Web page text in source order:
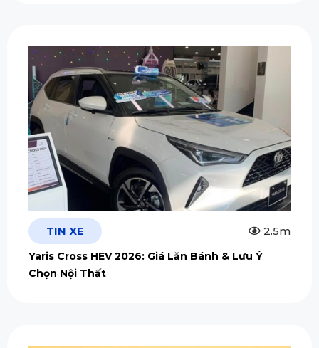
TIN XE 2.5m
Yaris Cross HEV 2026: Giá Lăn Bánh & Lưu Ý
Chọn Nội Thất